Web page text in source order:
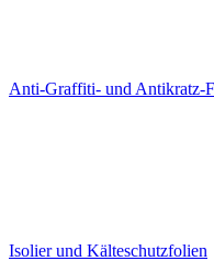
Anti-Graffiti- und Antikratz-
Isolier und Kälteschutzfolien